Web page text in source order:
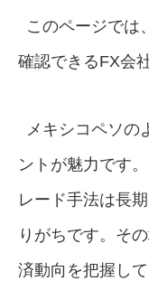
このページでは、
確認できるFX会
メキシコペソの
ントが魅力です
レード手法は長
りがちです。そ
済動向を把握し